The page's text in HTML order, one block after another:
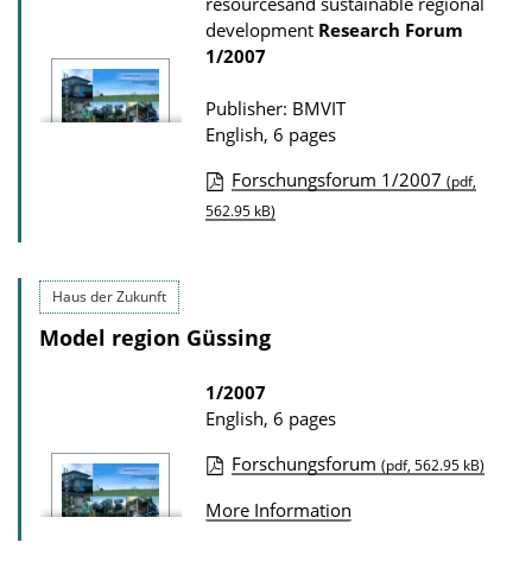
n
D
w
l
o
s
development Research Forum
1/2007
Publisher: BMVIT
English, 6 pages
P
i
a
i
o
Forschungsforum 1/2007 (pdf,
562.95 kB)
Haus der Zukunft
Model region Güssing
1/2007
English, 6 pages
u
Forschungsforum (pdf, 562.95 kB)
More Information